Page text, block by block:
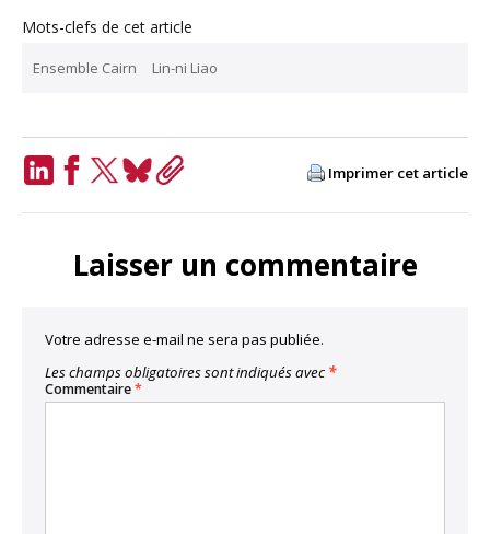
Mots-clefs de cet article
Ensemble Cairn Lin-ni Liao
Imprimer cet article
Laisser un commentaire
Votre adresse e-mail ne sera pas publiée.
Les champs obligatoires sont indiqués avec *
Commentaire*